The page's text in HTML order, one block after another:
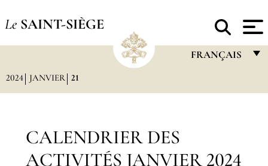
Le SAINT-SIÈGE
FRANÇAIS
2024 JANVIER 21
CALENDRIER DES
ACTIVITÉS JANVIER 2024